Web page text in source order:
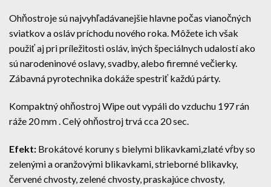
Ohňostroje sú najvyhľadávanejšie hlavne počas vianočných
sviatkov a osláv príchodu nového roka. Môžete ich však
použiť aj pri príležitosti osláv, iných špeciálnych udalostí ako
sú narodeninové oslavy, svadby, alebo firemné večierky.
Zábavná pyrotechnika dokáže spestriť každú párty.
Kompaktný ohňostroj Wipe out vypáli do vzduchu 197 rán
ráže 20 mm . Celý ohňostroj trvá cca 20 sec.
Efekt: Brokátové koruny s bielymi blikavkami,zlaté vŕby so
zelenými a oranžovými blikavkami, strieborné blikavky,
červené chvosty, zelené chvosty, praskajúce chvosty,